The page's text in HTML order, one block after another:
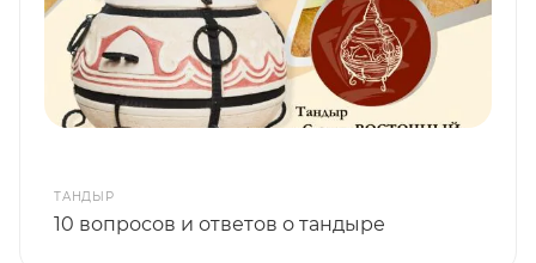
ТАНДЫР
10 вопросов и ответов о тандыре